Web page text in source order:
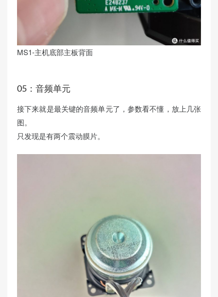
MS1-主机底部主板背面
05：音频单元
接下来就是最关键的音频单元了，参数看不懂，放上几张
图。
只发现是有两个震动膜片。